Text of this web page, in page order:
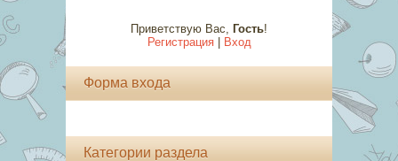
Приветствую Вас, Гость!
Регистрация| Вход
Форма входа
Категории раздела